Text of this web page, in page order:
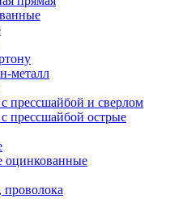
металл
прессшайбой и сверлом
прессшайбой острые
оцинкованные